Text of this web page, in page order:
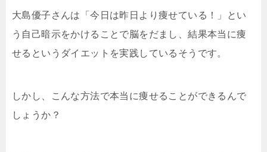
大島優子さんは「今日は昨日より痩せている！」とい
う自己暗示をかけることで脳をだまし、結果本当に痩
せるというダイエットを実践しているそうです。
しかし、こんな方法で本当に痩せることができるんで
しょうか？